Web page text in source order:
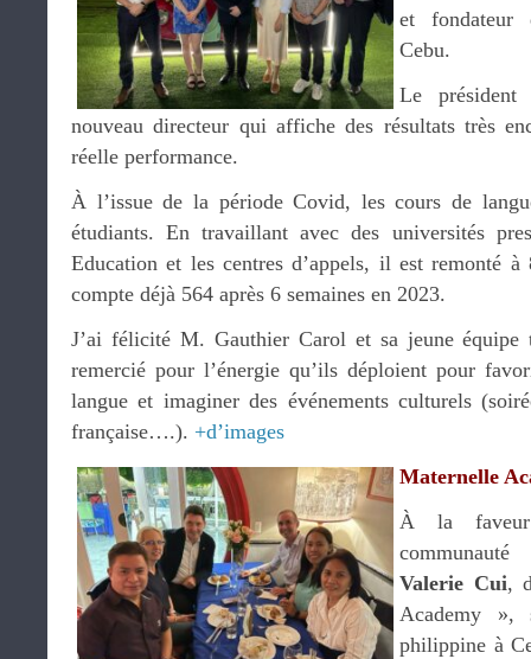
et fondateur
Cebu.
Le
nouveau directeur qui affiche des résultats très
réelle performance.
À l’issue de la période Covid, les cours de
étudiants. En travaillant avec des universités
Education et les centres d’appels, il est remonté
compte déjà 564 après 6 semaines en 2023.
J’ai félicité M. Gauthier Carol et sa jeune équipe
remercié pour l’énergie qu’ils déploient pour
langue et imaginer des événements culturels
française….). +d’images
Maternelle
À la
Valerie Cui,
Academy »,
philippine à